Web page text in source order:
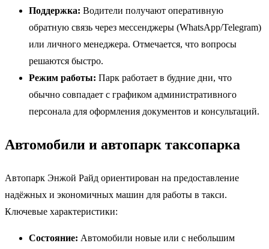
Поддержка: Водители получают оперативную
обратную связь через мессенджеры (WhatsApp/Telegram)
или личного менеджера. Отмечается, что вопросы
решаются быстро.
Режим работы: Парк работает в будние дни, что
обычно совпадает с графиком административного
персонала для оформления документов и консультаций.
Автомобили и автопарк таксопарка
Автопарк Энжой Райд ориентирован на предоставление
надёжных и экономичных машин для работы в такси.
Ключевые характеристики:
Состояние: Автомобили новые или с небольшим